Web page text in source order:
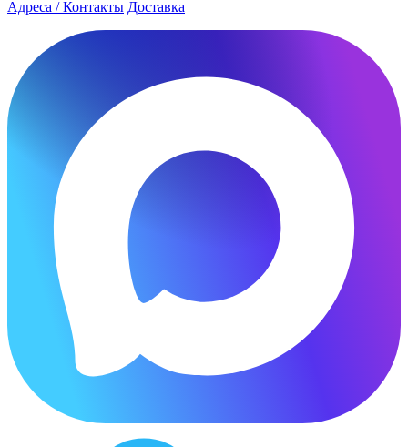
Адреса / Контакты Доставка